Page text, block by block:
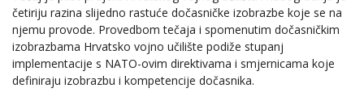
četiriju razina slijedno rastuće dočasničke izobrazbe koje se na
njemu provode. Provedbom tečaja i spomenutim dočasničkim
izobrazbama Hrvatsko vojno učilište podiže stupanj
implementacije s NATO-ovim direktivama i smjernicama koje
definiraju izobrazbu i kompetencije dočasnika.